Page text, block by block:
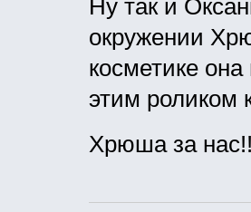
Ну так и
окружении
косметике
этим роликом
Хрюша за